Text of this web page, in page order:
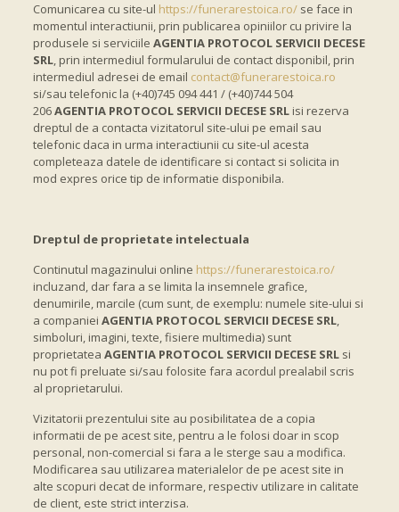
Comunicarea cu site-ul https://funerarestoica.ro/ se face in
momentul interactiunii, prin publicarea opiniilor cu privire la
produsele si serviciileAGENTIA PROTOCOL SERVICII DECESE
SRL, prin intermediul formularului de contact disponibil, prin
intermediul adresei de email contact@funerarestoica.ro
si/sau telefonic la (+40)745 094 441 / (+40)744 504
206AGENTIA PROTOCOL SERVICII DECESE SRL isi rezerva
dreptul de a contacta vizitatorul site-ului pe email sau
telefonic daca in urma interactiunii cu site-ul acesta
completeaza datele de identificare si contact si solicita in
mod expres orice tip de informatie disponibila.
Dreptul de proprietate intelectuala
Continutul magazinului online https://funerarestoica.ro/
incluzand, dar fara a se limita la insemnele grafice,
denumirile, marcile (cum sunt, de exemplu: numele site-ului si
a companieiAGENTIA PROTOCOL SERVICII DECESE SRL,
simboluri, imagini, texte, fisiere multimedia) sunt
proprietateaAGENTIA PROTOCOL SERVICII DECESE SRL si
nu pot fi preluate si/sau folosite fara acordul prealabil scris
al proprietarului.
Vizitatorii prezentului site au posibilitatea de a copia
informatii de pe acest site, pentru a le folosi doar in scop
personal, non-comercial si fara a le sterge sau a modifica.
Modificarea sau utilizarea materialelor de pe acest site in
alte scopuri decat de informare, respectiv utilizare in calitate
de client, este strict interzisa.